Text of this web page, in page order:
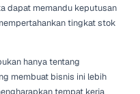
yang berkelanjutan.
dalam